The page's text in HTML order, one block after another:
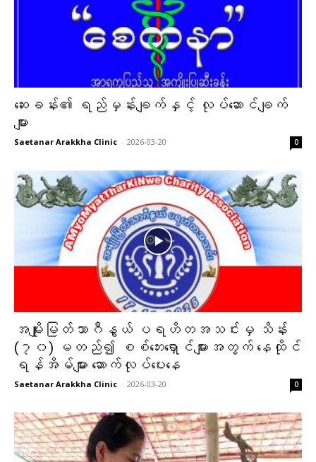
ဆေးခန်း၏ ရည်မှန်းချက်နှင့် လုပ်ဆောင်ချက်
များ
Saetanar Arakkha Clinic - 2026-03-20 0
အမျိုးမြတ်သာဂီနွယ် ပရဟိတအသင်းမှ သိန်း
(၇၀) မတည်၍ စစ်ဘေးရှောင်များအတွက် နေထိုင်
ရန်အိမ်များ ဆောက်လုပ်ပေးနေ
Saetanar Arakkha Clinic - 2026-03-20 0